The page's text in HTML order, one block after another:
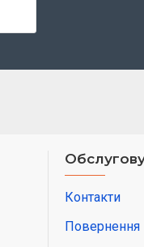
Контакти
Повернення